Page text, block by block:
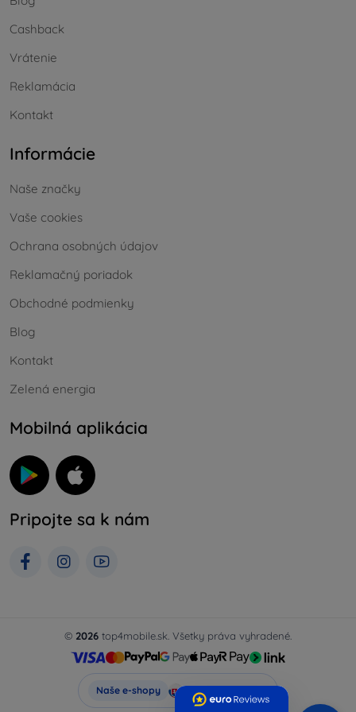
Cashback
Vrátenie
Reklamácia
Kontakt
Informácie
Naše značky
Vaše cookies
Ochrana osobných údajov
Reklamačný poriadok
Obchodné podmienky
Blog
Kontakt
Zelená energia
Mobilná aplikácia
Pripojte sa k nám
© 2026 top4mobile.sk. Všetky práva vyhradené.
Naše e-shopy Top4Mobile.sk